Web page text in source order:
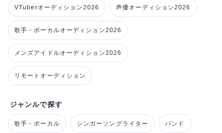
VTuberオーディション2026 声優オーディション2026
歌手・ボーカルオーディション2026
メンズアイドルオーディション2026
リモートオーディション
ジャンルで探す
歌手・ボーカル シンガーソングライター バンド